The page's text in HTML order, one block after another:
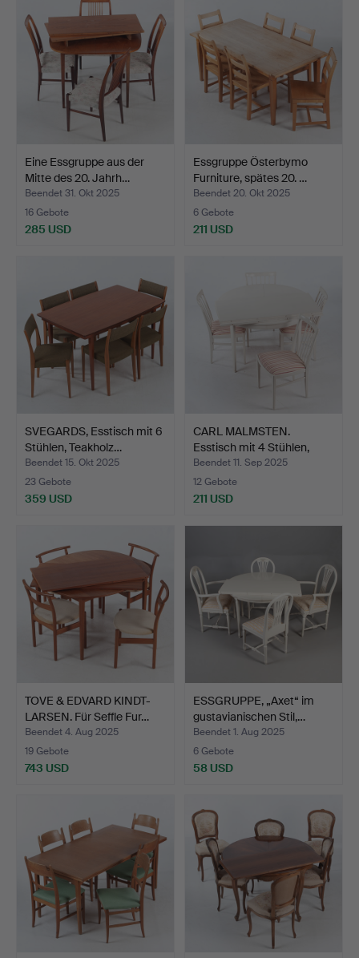
Eine Essgruppe aus der
Mitte des 20. Jahrh…
Beendet 31. Okt 2025
16 Gebote
285 USD
Essgruppe Österbymo
Furniture, spätes 20. …
Beendet 20. Okt 2025
6 Gebote
211 USD
SVEGARDS, Esstisch mit 6
Stühlen, Teakholz…
Beendet 15. Okt 2025
23 Gebote
359 USD
CARL MALMSTEN.
Esstisch mit 4 Stühlen,
„He…
Beendet 11. Sep 2025
12 Gebote
211 USD
TOVE & EDVARD KINDT-
LARSEN. Für Seffle Fur…
Beendet 4. Aug 2025
19 Gebote
743 USD
ESSGRUPPE, „Axet“ im
gustavianischen Stil,…
Beendet 1. Aug 2025
6 Gebote
58 USD